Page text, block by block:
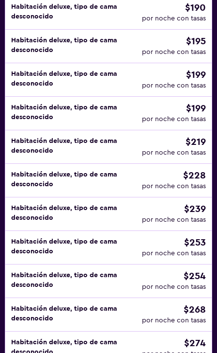
aplique un recargo).
Habitación deluxe, tipo de cama
desconocido
$190
por noche con tasas
Habitación deluxe, tipo de cama
desconocido
$195
por noche con tasas
Habitación deluxe, tipo de cama
desconocido
$199
por noche con tasas
Habitación deluxe, tipo de cama
desconocido
$199
por noche con tasas
Habitación deluxe, tipo de cama
desconocido
$219
por noche con tasas
Habitación deluxe, tipo de cama
desconocido
$228
por noche con tasas
Habitación deluxe, tipo de cama
desconocido
$239
por noche con tasas
Habitación deluxe, tipo de cama
desconocido
$253
por noche con tasas
Habitación deluxe, tipo de cama
desconocido
$254
por noche con tasas
Habitación deluxe, tipo de cama
desconocido
$268
por noche con tasas
Habitación deluxe, tipo de cama
$274